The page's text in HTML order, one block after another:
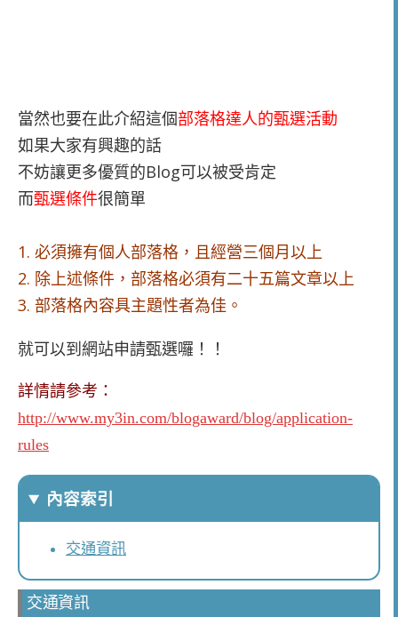
當然也要在此介紹這個部落格達人的甄選活動
如果大家有興趣的話
不妨讓更多優質的Blog可以被受肯定
而甄選條件很簡單
1. 必須擁有個人部落格，且經營三個月以上
2. 除上述條件，部落格必須有二十五篇文章以上
3. 部落格內容具主題性者為佳。
就可以到網站申請甄選囉！！
詳情請參考：
http://www.my3in.com/blogaward/blog/application-
rules
內容索引
交通資訊
交通資訊